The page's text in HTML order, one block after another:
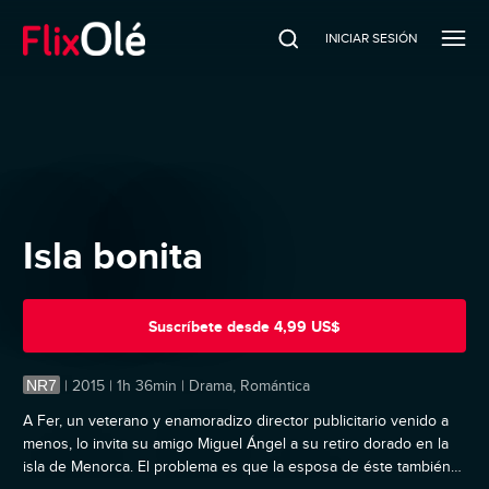
INICIAR SESIÓN
Isla bonita
Suscríbete desde 4,99 US$
NR7 | 2015 | 1h 36min | Drama, Romántica
A Fer, un veterano y enamoradizo director publicitario venido a
menos, lo invita su amigo Miguel Ángel a su retiro dorado en la
isla de Menorca. El problema es que la esposa de éste también